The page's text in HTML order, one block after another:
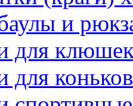
и
для
для коньков